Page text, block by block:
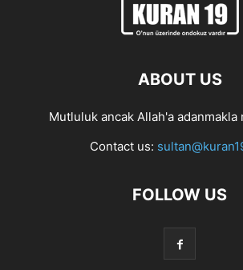
ABOUT US
Mutluluk ancak Allah'a adanmakla
Contact us:
FOLLOW US